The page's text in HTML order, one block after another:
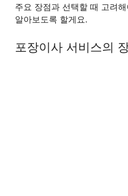
주요 장점과 선택할 때 고려
알아보도록 할게요.
포장이사 서비스의